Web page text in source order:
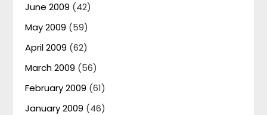
June 2009 (42)
May 2009 (59)
April 2009 (62)
March 2009 (56)
February 2009 (61)
January 2009 (46)